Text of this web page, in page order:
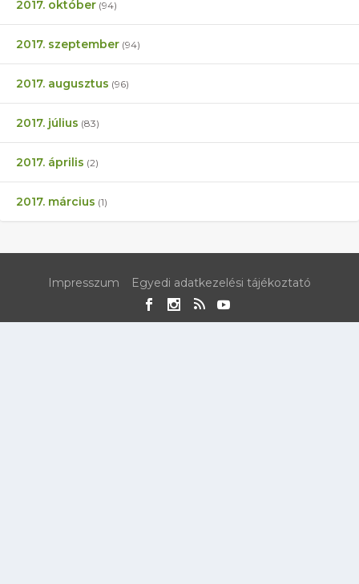
2017. október (94)
2017. szeptember (94)
2017. augusztus (96)
2017. július (83)
2017. április (2)
2017. március (1)
Impresszum Egyedi adatkezelési tájékoztató